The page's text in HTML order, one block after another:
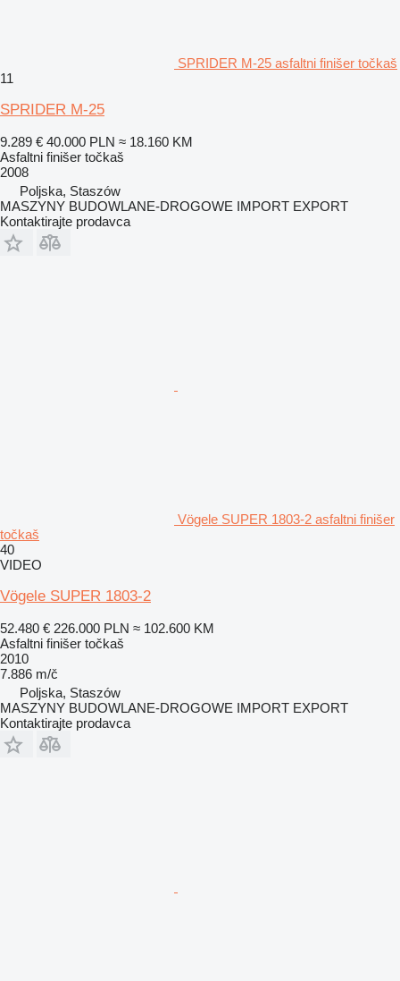
SPRIDER M-25 asfaltni finišer točkaš
11
SPRIDER M-25
9.289 € 40.000 PLN ≈ 18.160 KM
Asfaltni finišer točkaš
2008
Poljska, Staszów
MASZYNY BUDOWLANE-DROGOWE IMPORT EXPORT
Kontaktirajte prodavca
Vögele SUPER 1803-2 asfaltni finišer
točkaš
40
VIDEO
Vögele SUPER 1803-2
52.480 € 226.000 PLN ≈ 102.600 KM
Asfaltni finišer točkaš
2010
7.886 m/č
Poljska, Staszów
MASZYNY BUDOWLANE-DROGOWE IMPORT EXPORT
Kontaktirajte prodavca